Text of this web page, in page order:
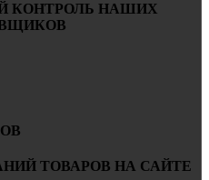
КОНТРОЛЬ НАШИХ
ТОВАРОВ НА САЙТЕ